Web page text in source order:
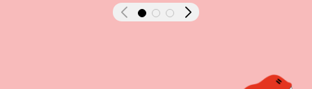
Précédent Suivant